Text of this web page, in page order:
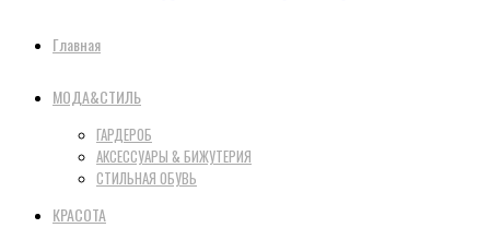
Главная
МОДА&СТИЛЬ
ГАРДЕРОБ
АКСЕССУАРЫ & БИЖУТЕРИЯ
СТИЛЬНАЯ ОБУВЬ
КРАСОТА